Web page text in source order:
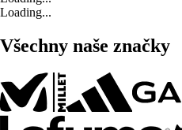
Loading...
Všechny naše značky